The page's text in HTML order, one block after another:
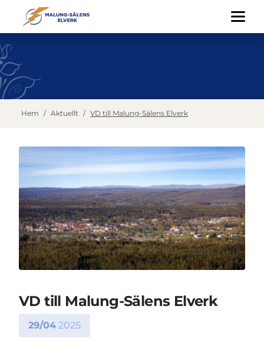
Hem / Aktuellt / VD till Malung-Sälens Elverk
VD till Malung-Sälens Elverk
29/04 2025